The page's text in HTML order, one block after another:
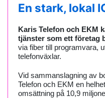
En stark, lokal
Karis Telefon och EKM
tjänster som ett företag
via fiber till programvara,
telefonväxlar.
Vid sammanslagning av
Telefon och EKM en
omsättning på 10,9